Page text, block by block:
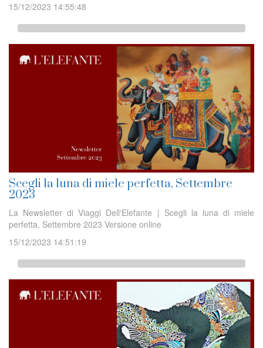
15/12/2023 14:55:48
Scegli la luna di miele perfetta, Settembre
2023
La Newsletter di Viaggi Dell'Elefante | Scegli la luna di miele
perfetta, Settembre 2023 Versione online
15/12/2023 14:51:19